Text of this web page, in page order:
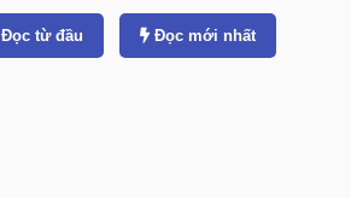
Đọc từ đầu Đọc mới nhất